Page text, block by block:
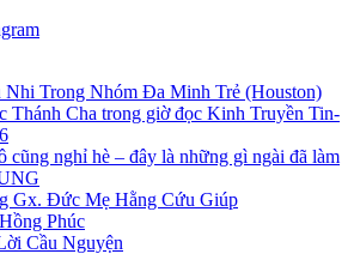
Nhi Trong Nhóm Đa Minh Trẻ (Houston)
Thánh Cha trong giờ đọc Kinh Truyền Tin-
cũng nghỉ hè – đây là những gì ngài đã làm
Gx. Đức Mẹ Hằng Cứu Giúp
Phúc
Cầu Nguyện